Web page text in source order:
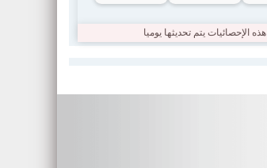
هذه الإحصائيات يتم تحديثها يوميا